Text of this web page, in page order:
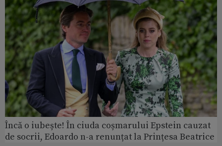
Încă o iubește! În ciuda coșmarului Epstein cauzat
de socrii, Edoardo n-a renunțat la Prințesa Beatrice